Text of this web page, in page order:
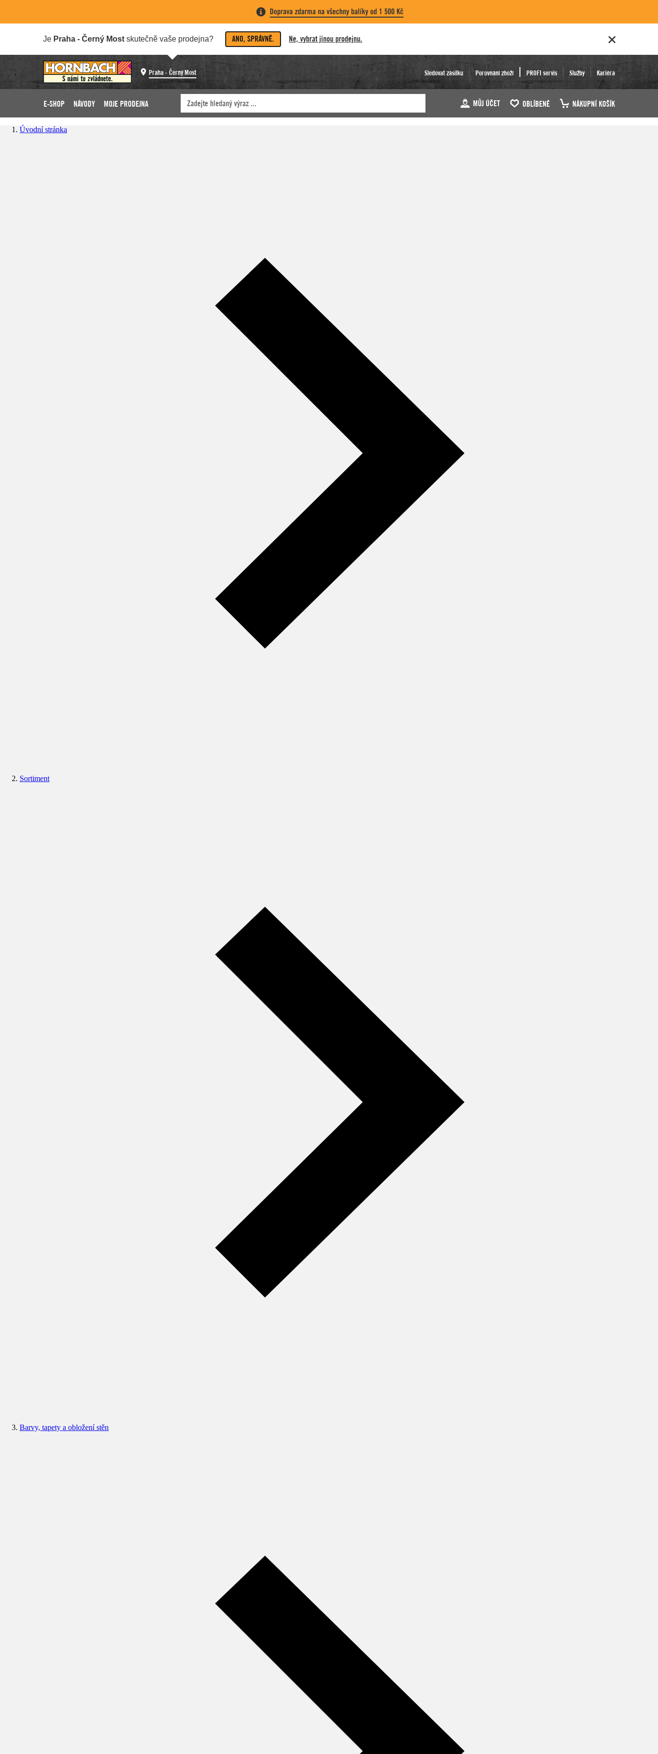
Doprava zdarma na všechny balíky od 1 500 Kč
Je Praha - Černý Most skutečně vaše prodejna? ANO, SPRÁVNĚ. Ne, vybrat jinou prodejnu.
Praha - Černý Most Sledovat zásilku Porovnání zboží PROFI servis Služby Kariéra
E-SHOP NÁVODY MOJE PRODEJNA MŮJ ÚČET OBLÍBENÉ NÁKUPNÍ KOŠÍK
Úvodní stránka
Sortiment
Barvy, tapety a obložení stěn